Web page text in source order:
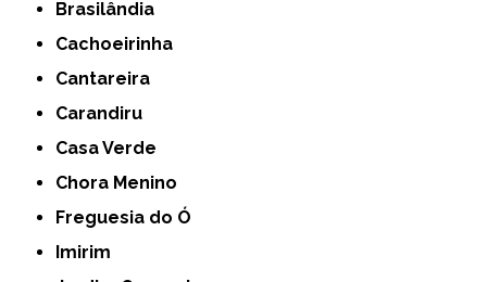
Brasilândia
Cachoeirinha
Cantareira
Carandiru
Casa Verde
Chora Menino
Freguesia do Ó
Imirim